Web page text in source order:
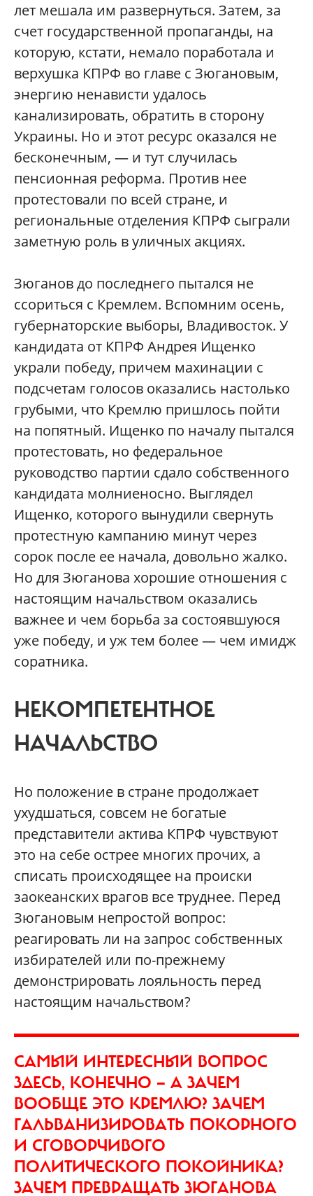
лет мешала им развернуться. Затем, за
счет государственной пропаганды, на
которую, кстати, немало поработала и
верхушка КПРФ во главе с Зюгановым,
энергию ненависти удалось
канализировать, обратить в сторону
Украины. Но и этот ресурс оказался не
бесконечным, — и тут случилась
пенсионная реформа. Против нее
протестовали по всей стране, и
региональные отделения КПРФ сыграли
заметную роль в уличных акциях.
Зюганов до последнего пытался не
ссориться с Кремлем. Вспомним осень,
губернаторские выборы, Владивосток. У
кандидата от КПРФ Андрея Ищенко
украли победу, причем махинации с
подсчетам голосов оказались настолько
грубыми, что Кремлю пришлось пойти
на попятный. Ищенко по началу пытался
протестовать, но федеральное
руководство партии сдало собственного
кандидата молниеносно. Выглядел
Ищенко, которого вынудили свернуть
протестную кампанию минут через
сорок после ее начала, довольно жалко.
Но для Зюганова хорошие отношения с
настоящим начальством оказались
важнее и чем борьба за состоявшуюся
уже победу, и уж тем более — чем имидж
соратника.
НЕКОМПЕТЕНТНОЕ
НАЧАЛЬСТВО
Но положение в стране продолжает
ухудшаться, совсем не богатые
представители актива КПРФ чувствуют
это на себе острее многих прочих, а
списать происходящее на происки
заокеанских врагов все труднее. Перед
Зюгановым непростой вопрос:
реагировать ли на запрос собственных
избирателей или по-прежнему
демонстрировать лояльность перед
настоящим начальством?
САМЫЙ ИНТЕРЕСНЫЙ ВОПРОС
ЗДЕСЬ, КОНЕЧНО — А ЗАЧЕМ
ВООБЩЕ ЭТО КРЕМЛЮ? ЗАЧЕМ
ГАЛЬВАНИЗИРОВАТЬ ПОКОРНОГО
И СГОВОРЧИВОГО
ПОЛИТИЧЕСКОГО ПОКОЙНИКА?
ЗАЧЕМ ПРЕВРАЩАТЬ ЗЮГАНОВА